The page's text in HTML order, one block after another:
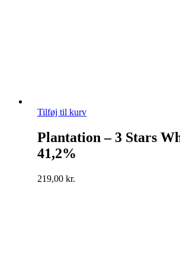
Tilføj til kurv
Plantation – 3 Stars
41,2%
219,00 kr.